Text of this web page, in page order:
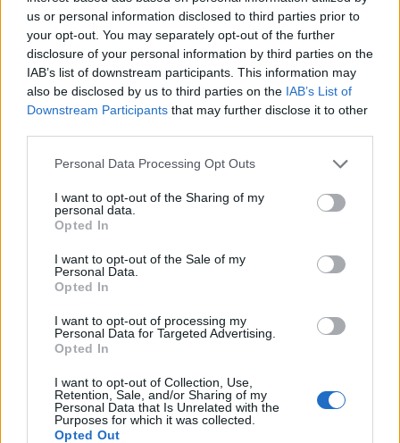
us or personal information disclosed to third parties prior to
your opt-out. You may separately opt-out of the further
disclosure of your personal information by third parties on the
IAB’s list of downstream participants. This information may
also be disclosed by us to third parties on the IAB’s List of
Downstream Participants that may further disclose it to other
Personal Data Processing Opt Outs
I want to opt-out of the Sharing of my
personal data.
Opted In
I want to opt-out of the Sale of my
Personal Data.
Opted In
I want to opt-out of processing my
Personal Data for Targeted Advertising.
Opted In
I want to opt-out of Collection, Use,
Retention, Sale, and/or Sharing of my
Personal Data that Is Unrelated with the
Purposes for which it was collected.
Opted Out
Mikkelin Jukurit laajentaa liiketoimintaansa – osti
Hotelli Uusikuun
Edellinen artikkeli
näin pelataan kaudella 2020-
siirtyy sveitsiläiseen HC
LIITTYVÄT ARTIKKELIT LISÄÄ TEKIJÄLTÄ
Leijonat julkisti ketjut Sveitsi-peliin –
Aleksander Barkov tekee paluun
kaukaloon